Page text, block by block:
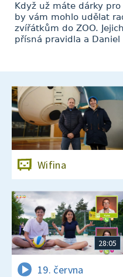
Když už máte dárky
by vám mohlo udělat
zvířátkům do ZOO.
přísná pravidla a
Wifina
28:05
19. června